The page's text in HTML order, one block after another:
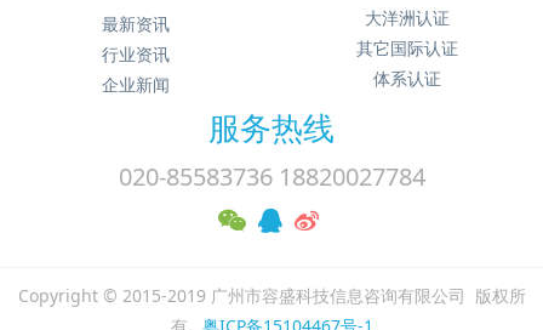
大洋洲认证
其它国际认证
体系认证
最新资讯
行业资讯
企业新闻
服务热线
020-85583736 18820027784
Copyright © 2015-2019 广州市容盛科技信息咨询有限公司 版权所